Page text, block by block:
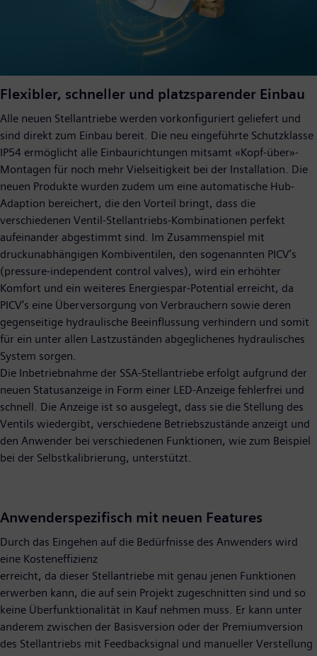
Flexibler, schneller und platzsparender Einbau
Alle neuen Stellantriebe werden vorkonfiguriert geliefert und
sind direkt zum Einbau bereit. Die neu eingeführte Schutzklasse
IP54 ermöglicht alle Einbaurichtungen mitsamt «Kopf-über»-
Montagen für noch mehr Vielseitigkeit bei der Installation. Die
neuen Produkte wurden zudem um eine automatische Hub-
Adaption bereichert, die den Vorteil bringt, dass die
verschiedenen Ventil-Stellantriebs-Kombinationen perfekt
aufeinander abgestimmt sind. Im Zusammenspiel mit
druckunabhängigen Kombiventilen, den sogenannten PICV’s
(pressure-independent control valves), wird ein erhöhter
Komfort und ein weiteres Energiespar-Potential erreicht, da
PICV’s eine Überversorgung von Verbrauchern sowie deren
gegenseitige hydraulische Beeinflussung verhindern und somit
für ein unter allen Lastzuständen abgeglichenes hydraulisches
System sorgen.
Die Inbetriebnahme der SSA-Stellantriebe erfolgt aufgrund der
neuen Statusanzeige in Form einer LED-Anzeige fehlerfrei und
schnell. Die Anzeige ist so ausgelegt, dass sie die Stellung des
Ventils wiedergibt, verschiedene Betriebszustände anzeigt und
den Anwender bei verschiedenen Funktionen, wie zum Beispiel
bei der Selbstkalibrierung, unterstützt.
Anwenderspezifisch mit neuen Features
Durch das Eingehen auf die Bedürfnisse des Anwenders wird
eine Kosteneffizienz
erreicht, da dieser Stellantriebe mit genau jenen Funktionen
erwerben kann, die auf sein Projekt zugeschnitten sind und so
keine Überfunktionalität in Kauf nehmen muss. Er kann unter
anderem zwischen der Basisversion oder der Premiumversion
des Stellantriebs mit Feedbacksignal und manueller Verstellung